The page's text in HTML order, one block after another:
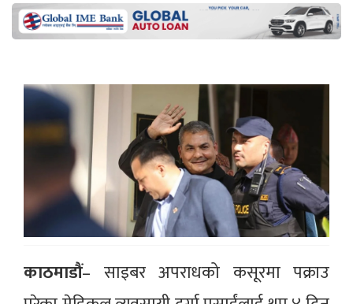
काठमाडौं– साइबर अपराधको कसूरमा पक्राउ